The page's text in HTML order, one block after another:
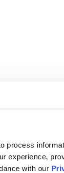
process
experience,
with our